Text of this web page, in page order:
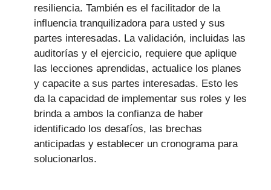
resiliencia. También es el facilitador de la
influencia tranquilizadora para usted y sus
partes interesadas. La validación, incluidas las
auditorías y el ejercicio, requiere que aplique
las lecciones aprendidas, actualice los planes
y capacite a sus partes interesadas. Esto les
da la capacidad de implementar sus roles y les
brinda a ambos la confianza de haber
identificado los desafíos, las brechas
anticipadas y establecer un cronograma para
solucionarlos.